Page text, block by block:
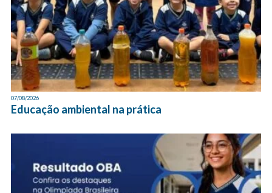
07/08/2026
Educação ambiental na prática